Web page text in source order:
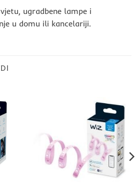
ugradbene lampe i
u domu ili kancelariji.